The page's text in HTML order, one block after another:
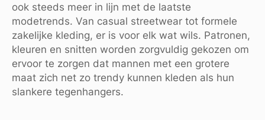
ook steeds meer in lijn met de laatste
modetrends. Van casual streetwear tot formele
zakelijke kleding, er is voor elk wat wils. Patronen,
kleuren en snitten worden zorgvuldig gekozen om
ervoor te zorgen dat mannen met een grotere
maat zich net zo trendy kunnen kleden als hun
slankere tegenhangers.